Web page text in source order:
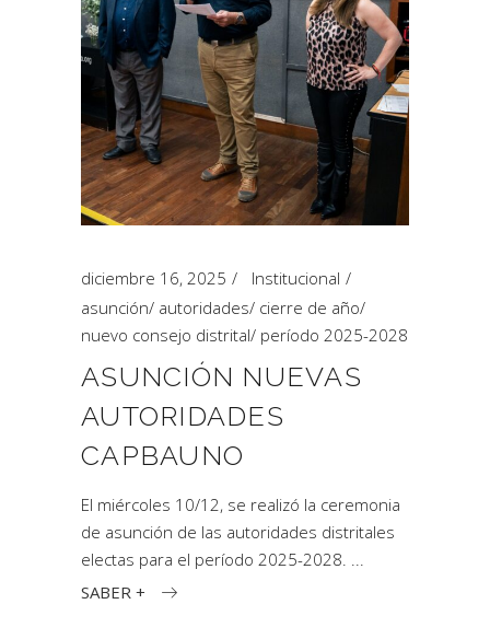
diciembre 16, 2025
Institucional
asunción/ autoridades/ cierre de año/
nuevo consejo distrital/ período 2025-2028
ASUNCIÓN NUEVAS
AUTORIDADES
CAPBAUNO
El miércoles 10/12, se realizó la ceremonia
de asunción de las autoridades distritales
electas para el período 2025-2028.
SABER +